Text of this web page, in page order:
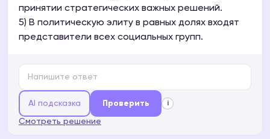
принятии стратегических важных решений.
5) В политическую элиту в равных долях входят
представители всех социальных групп.
AI подсказка Проверить i
Смотреть решение